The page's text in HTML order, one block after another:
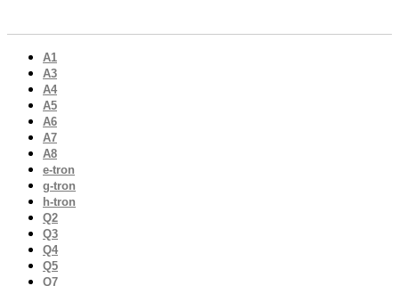
A1
A3
A4
A5
A6
A7
A8
e-tron
g-tron
h-tron
Q2
Q3
Q4
Q5
Q7